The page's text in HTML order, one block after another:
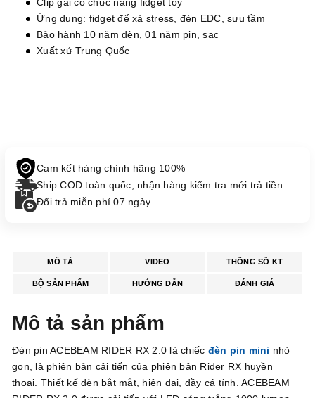
Clip gài có chức năng fidget toy
Ứng dụng: fidget để xả stress, đèn EDC, sưu tầm
Bảo hành 10 năm đèn, 01 năm pin, sạc
Xuất xứ Trung Quốc
Cam kết hàng chính hãng 100%
Ship COD toàn quốc, nhận hàng kiểm tra mới trả tiền
Đổi trả miễn phí 07 ngày
MÔ TẢ VIDEO THÔNG SỐ KT
BỘ SẢN PHẨM HƯỚNG DẪN ĐÁNH GIÁ
Mô tả sản phẩm
Đèn pin ACEBEAM RIDER RX 2.0 là chiếc đèn pin mini nhỏ
gọn, là phiên bản cải tiến của phiên bản Rider RX huyền
thoại. Thiết kế đèn bắt mắt, hiện đại, đầy cá tính. ACEBEAM